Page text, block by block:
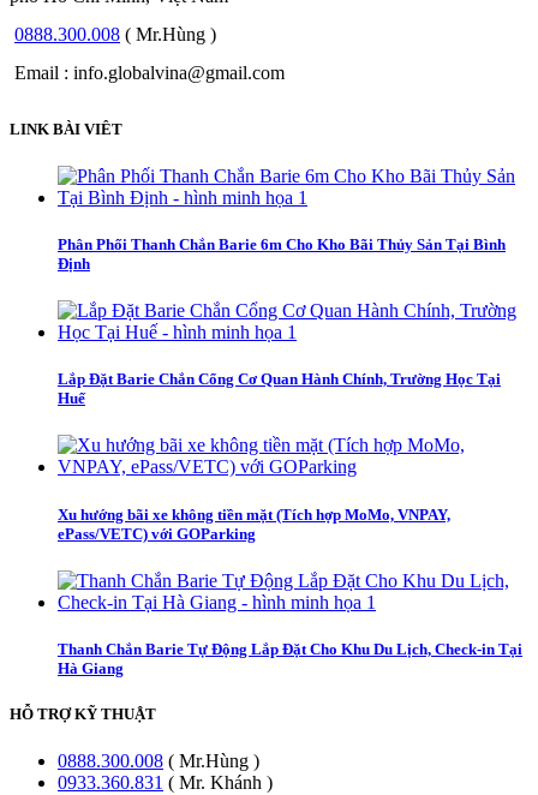
0888.300.008 ( Mr.Hùng )
Email : info.globalvina@gmail.com
LINK BÀI VIÊT
Phân Phối Thanh Chắn Barie 6m Cho Kho Bãi Thủy Sản Tại Bình
Định
Lắp Đặt Barie Chắn Cổng Cơ Quan Hành Chính, Trường Học Tại
Huế
Xu hướng bãi xe không tiền mặt (Tích hợp MoMo, VNPAY,
ePass/VETC) với GOParking
Thanh Chắn Barie Tự Động Lắp Đặt Cho Khu Du Lịch, Check-in Tại
Hà Giang
HỖ TRỢ KỸ THUẬT
0888.300.008 ( Mr.Hùng )
0933.360.831 ( Mr. Khánh )